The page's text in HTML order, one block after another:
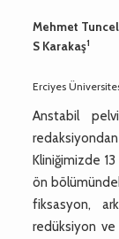
Mehmet Tuncel
S Karakaş1
Erciyes
Anstabil
Kliniğimizde 13
ön
fiksasyon,
redüksiyon ve